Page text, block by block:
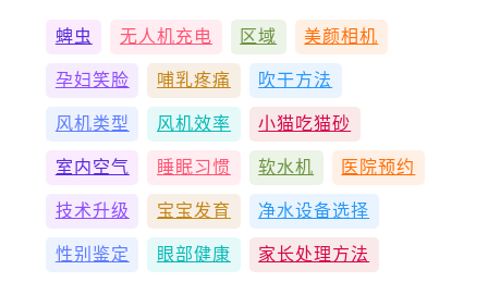
蜱虫 无人机充电 区域 美颜相机
孕妇笑脸 哺乳疼痛 吹干方法
风机类型 风机效率 小猫吃猫砂
室内空气 睡眠习惯 软水机 医院预约
技术升级 宝宝发育 净水设备选择
性别鉴定 眼部健康 家长处理方法